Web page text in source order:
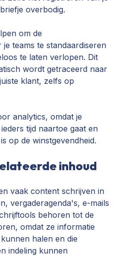
overbodig.
om de
teams te standaardiseren
te laten verlopen. Dit
wordt getraceerd naar
klant, zelfs op
analytics, omdat je
tijd naartoe gaat en
op de winstgevendheid.
inhoud
vaak content schrijven in
vergaderagenda's, e-mails
behoren tot de
omdat ze informatie
halen en die
indeling kunnen